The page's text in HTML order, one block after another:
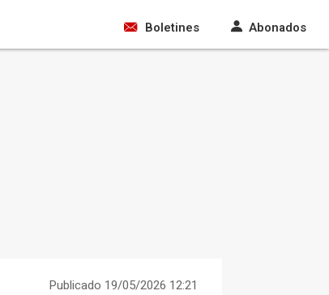
Boletines Abonados
Publicado 19/05/2026 12:21